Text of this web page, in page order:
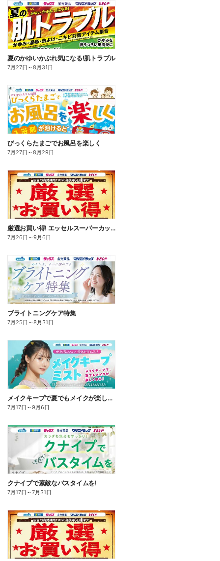
夏のかゆいかぶれ気になる!肌トラブル
7月27日 ～8月31日
びっくらたまごでお風呂を楽しく
7月27日 ～8月29日
厳選お買い得! エッセルスーパーカップ
7月26日 ～9月6日
ブライトニングケア特集
7月25日 ～8月31日
メイクキープで夏でもメイクが楽しくなる!
7月17日 ～9月6日
クナイプで素敵なバスタイムを!
7月17日 ～7月31日